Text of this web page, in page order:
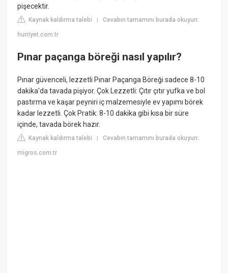
pişecektir.
Kaynak kaldırma talebi |Cevabın tamamını burada okuyun:
hurriyet.com.tr
Pınar paçanga böreği nasıl yapılır?
Pınar güvenceli, lezzetli Pınar Paçanga Böreği sadece 8-10
dakika'da tavada pişiyor. Çok Lezzetli: Çıtır çıtır yufka ve bol
pastırma ve kaşar peyniri iç malzemesiyle ev yapımı börek
kadar lezzetli. Çok Pratik: 8-10 dakika gibi kısa bir süre
içinde, tavada börek hazır.
Kaynak kaldırma talebi |Cevabın tamamını burada okuyun:
migros.com.tr